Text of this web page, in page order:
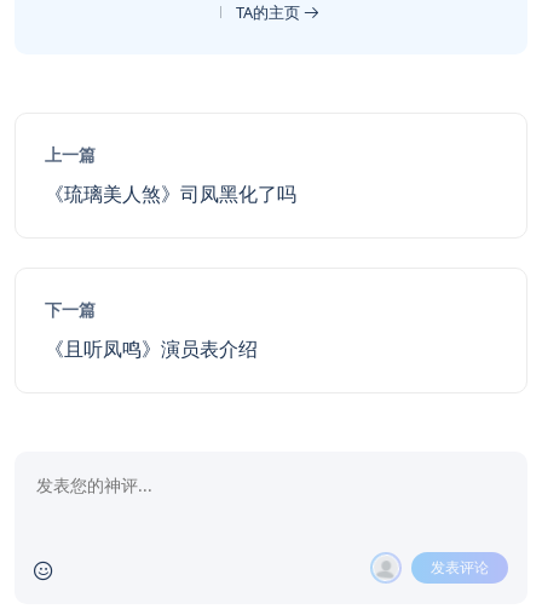
TA的主页
上一篇
《琉璃美人煞》司凤黑化了吗
下一篇
《且听凤鸣》演员表介绍
发表评论